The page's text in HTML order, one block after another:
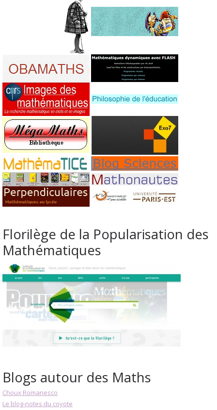
Florilège de la Popularisation des
Mathématiques
Blogs autour des Maths
Choux Romanesco
Le blog-notes du coyote